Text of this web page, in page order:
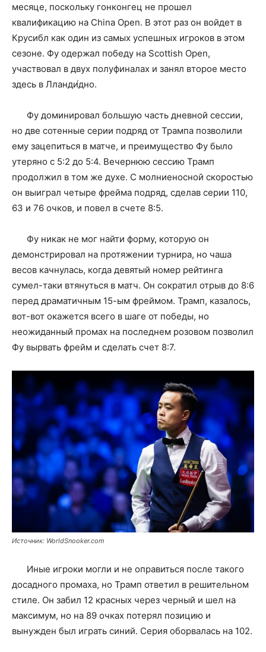
месяце, поскольку гонконгец не прошел
квалификацию на China Open. В этот раз он войдет в
Крусибл как один из самых успешных игроков в этом
сезоне. Фу одержал победу на Scottish Open,
участвовал в двух полуфиналах и занял второе место
здесь в Лланди́дно.
Фу доминировал большую часть дневной сессии,
но две сотенные серии подряд от Трампа позволили
ему зацепиться в матче, и преимущество Фу было
утеряно с 5:2 до 5:4. Вечернюю сессию Трамп
продолжил в том же духе. С молниеносной скоростью
он выиграл четыре фрейма подряд, сделав серии 110,
63 и 76 очков, и повел в счете 8:5.
Фу никак не мог найти форму, которую он
демонстрировал на протяжении турнира, но чаша
весов качнулась, когда девятый номер рейтинга
сумел-таки втянуться в матч. Он сократил отрыв до 8:6
перед драматичным 15-ым фреймом. Трамп, казалось,
вот-вот окажется всего в шаге от победы, но
неожиданный промах на последнем розовом позволил
Фу вырвать фрейм и сделать счет 8:7.
Источник: WorldSnooker.com
Иные игроки могли и не оправиться после такого
досадного промаха, но Трамп ответил в решительном
стиле. Он забил 12 красных через черный и шел на
максимум, но на 89 очках потерял позицию и
вынужден был играть синий. Серия оборвалась на 102.